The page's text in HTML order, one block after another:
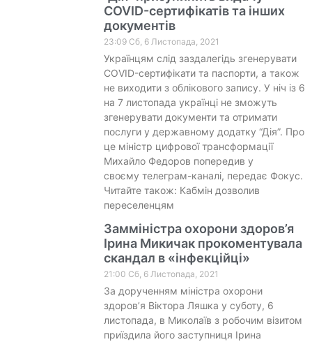
COVID-сертифікатів та інших
документів
23:09 Сб, 6 Листопада, 2021
Українцям слід заздалегідь згенерувати
СOVID-сертифікати та паспорти, а також
не виходити з облікового запису. У ніч із 6
на 7 листопада українці не зможуть
згенерувати документи та отримати
послуги у державному додатку “Дія”. Про
це міністр цифрової трансформації
Михайло Федоров попередив у
своєму телеграм-каналі, передає Фокус.
Читайте також: Кабмін дозволив
переселенцям
Замміністра охорони здоров’я
Ірина Микичак прокоментувала
скандал в «інфекційці»
21:00 Сб, 6 Листопада, 2021
За дорученням міністра охорони
здоров’я Віктора Ляшка у суботу, 6
листопада, в Миколаїв з робочим візитом
приїздила його заступниця Ірина